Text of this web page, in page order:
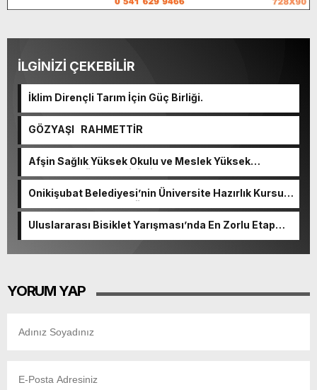
İLGİNİZİ ÇEKEBİLİR
İklim Dirençli Tarım İçin Güç Birliği.
GÖZYAŞI RAHMETTİR
Afşin Sağlık Yüksek Okulu ve Meslek Yüksek
Okulunda görev değişimi!
Onikişubat Belediyesi’nin Üniversite Hazırlık Kursu
başvurularında son gün 7 Ağustos.
Uluslararası Bisiklet Yarışması’nda En Zorlu Etap
YORUM YAP